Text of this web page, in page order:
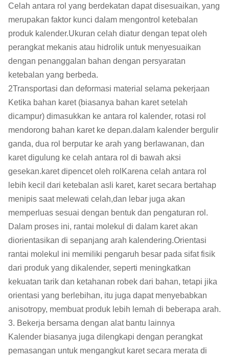
Celah antara rol yang berdekatan dapat disesuaikan, yang
merupakan faktor kunci dalam mengontrol ketebalan
produk kalender.Ukuran celah diatur dengan tepat oleh
perangkat mekanis atau hidrolik untuk menyesuaikan
dengan penanggalan bahan dengan persyaratan
ketebalan yang berbeda.
2Transportasi dan deformasi material selama pekerjaan
Ketika bahan karet (biasanya bahan karet setelah
dicampur) dimasukkan ke antara rol kalender, rotasi rol
mendorong bahan karet ke depan.dalam kalender bergulir
ganda, dua rol berputar ke arah yang berlawanan, dan
karet digulung ke celah antara rol di bawah aksi
gesekan.karet dipencet oleh rolKarena celah antara rol
lebih kecil dari ketebalan asli karet, karet secara bertahap
menipis saat melewati celah,dan lebar juga akan
memperluas sesuai dengan bentuk dan pengaturan rol.
Dalam proses ini, rantai molekul di dalam karet akan
diorientasikan di sepanjang arah kalendering.Orientasi
rantai molekul ini memiliki pengaruh besar pada sifat fisik
dari produk yang dikalender, seperti meningkatkan
kekuatan tarik dan ketahanan robek dari bahan, tetapi jika
orientasi yang berlebihan, itu juga dapat menyebabkan
anisotropy, membuat produk lebih lemah di beberapa arah.
3. Bekerja bersama dengan alat bantu lainnya
Kalender biasanya juga dilengkapi dengan perangkat
pemasangan untuk mengangkut karet secara merata di